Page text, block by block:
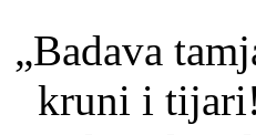
„Badava
kruni i